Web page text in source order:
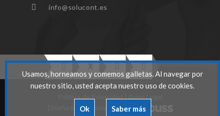
Usamos, horneamos y comemos galletas. Al navegar por
nuestro sitio, usted acepta nuestro uso de cookies.
Ok Saber más
info@solucont.es
Diseñado y Posicionado por